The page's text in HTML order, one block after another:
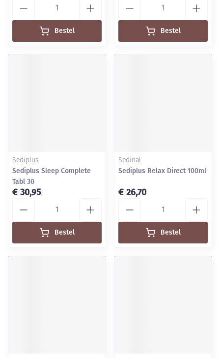
Bestel Bestel
Sediplus
Sediplus Sleep Complete
Tabl 30
€ 30,95
Bestel
Sedinal
Sediplus Relax Direct 100ml
€ 26,70
Bestel